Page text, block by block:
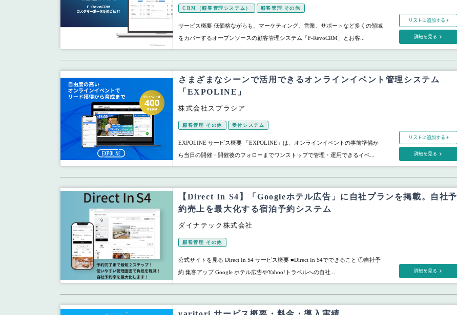
CRM（顧客管理システム） 顧客管理 その他
サービス概要 低価格ながらも、マーケティング、営業、サポートなど多くの領域
をカバーするオープンソースの顧客管理システム「F-RevoCRM」とお客...
リストに追加する +
詳細を見る
さまざまなシーンで活用できるオンラインイベント管理システム
「EXPOLINE」
株式会社スプラシア
顧客管理 その他 受付システム
EXPOLINE サービス概要 「EXPOLINE」は、オンラインイベントの事前準備か
ら当日の開催・開催後のフォローまでワンストップで管理・運用できるイベ...
リストに追加する +
詳細を見る
【Direct In S4】「Googleホテル広告」に自社プランを掲載。自社予
約売上を最大化する宿泊予約システム
ダイナテック株式会社
顧客管理 その他
公式サイトを見る Direct In S4 サービス概要 ■Direct In S4でできること ①自社予
約 集客アップ Google ホテル広告やYahoo!トラベルへの自社...
詳細を見る